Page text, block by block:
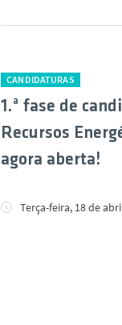
CANDIDATURAS
1.ª fase de
Recursos
agora aberta!
Terça-feira, 18 de